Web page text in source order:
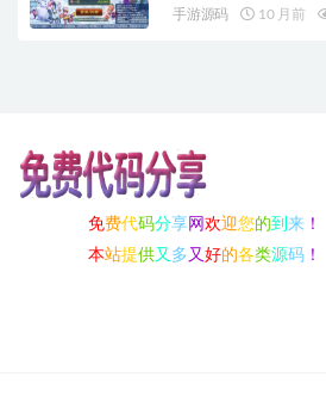
手游源码 10 月前
免费代码分享网 欢迎您的到 来！
本站提供又 多 又好的各类源码！